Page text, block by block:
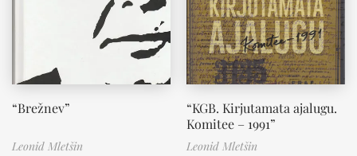
“Brežnev”
Leonid Mletšin
“KGB. Kirjutamata ajalugu.
Komitee – 1991”
Leonid Mletšin